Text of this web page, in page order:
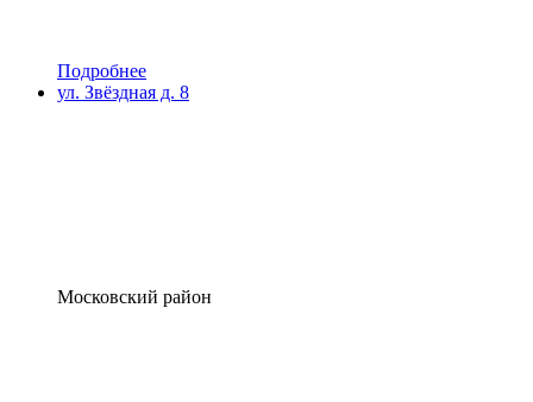
Подробнее
ул. Звёздная д. 8
Московский район